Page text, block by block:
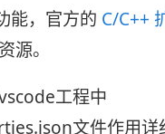
能，官方的 C/C++
源。
工程中
文件作用详